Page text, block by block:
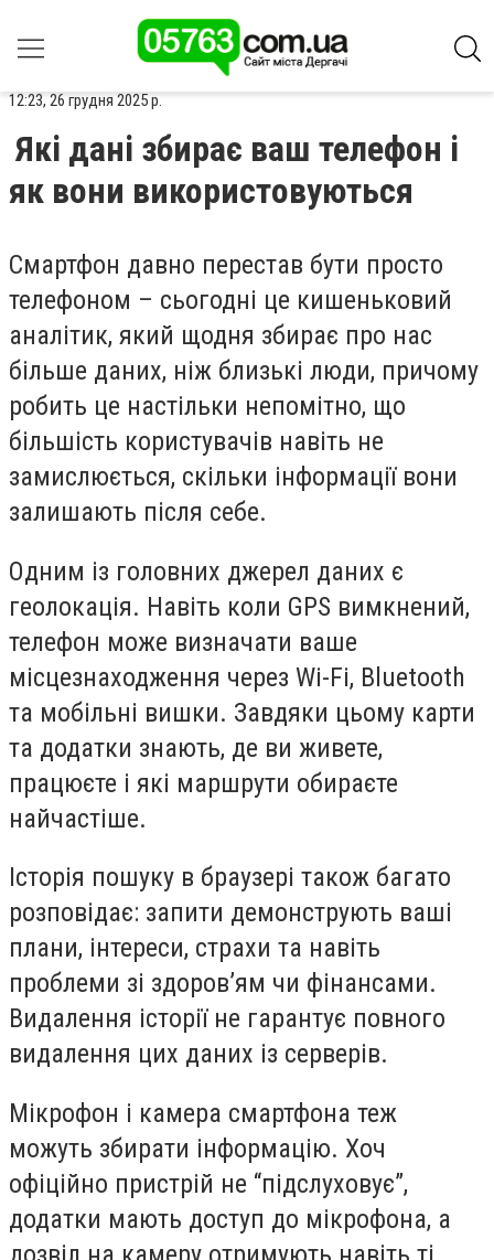
12:23, 26 грудня 2025 р.
Які дані збирає ваш телефон і
як вони використовуються
Смартфон давно перестав бути просто
телефоном – сьогодні це кишеньковий
аналітик, який щодня збирає про нас
більше даних, ніж близькі люди, причому
робить це настільки непомітно, що
більшість користувачів навіть не
замислюється, скільки інформації вони
залишають після себе.
Одним із головних джерел даних є
геолокація. Навіть коли GPS вимкнений,
телефон може визначати ваше
місцезнаходження через Wi-Fi, Bluetooth
та мобільні вишки. Завдяки цьому карти
та додатки знають, де ви живете,
працюєте і які маршрути обираєте
найчастіше.
Історія пошуку в браузері також багато
розповідає: запити демонструють ваші
плани, інтереси, страхи та навіть
проблеми зі здоров’ям чи фінансами.
Видалення історії не гарантує повного
видалення цих даних із серверів.
Мікрофон і камера смартфона теж
можуть збирати інформацію. Хоч
офіційно пристрій не “підслуховує”,
додатки мають доступ до мікрофона, а